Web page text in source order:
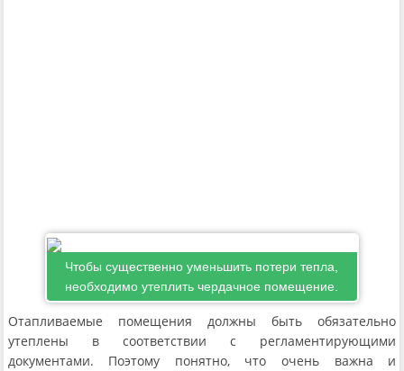
Чтобы существенно уменьшить потери тепла,
необходимо утеплить чердачное помещение.
Отапливаемые помещения должны быть обязательно
утеплены в соответствии с регламентирующими
документами. Поэтому понятно, что очень важна и